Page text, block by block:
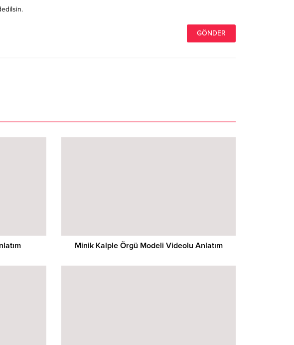
Minik Kalple Örgü Modeli Videolu Anlatım